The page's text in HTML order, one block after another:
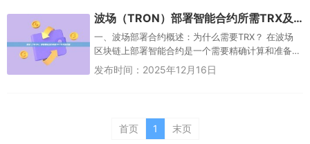
波场（TRON）部署智能合约所需TRX及完整教程
一、波场部署合约概述：为什么需要TRX？ 在波场
区块链上部署智能合约是一个需要精确计算和准备
的过程，其中最关键的资源就是TRX。T...
发布时间：2025年12月16日
首页 1 末页